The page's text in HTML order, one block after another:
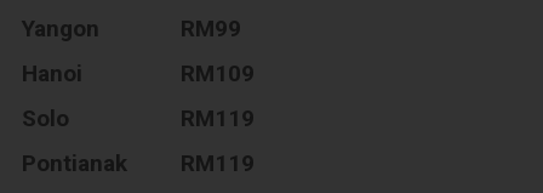
Yangon
RM99
Hanoi
RM109
Solo
RM119
Pontianak
RM119